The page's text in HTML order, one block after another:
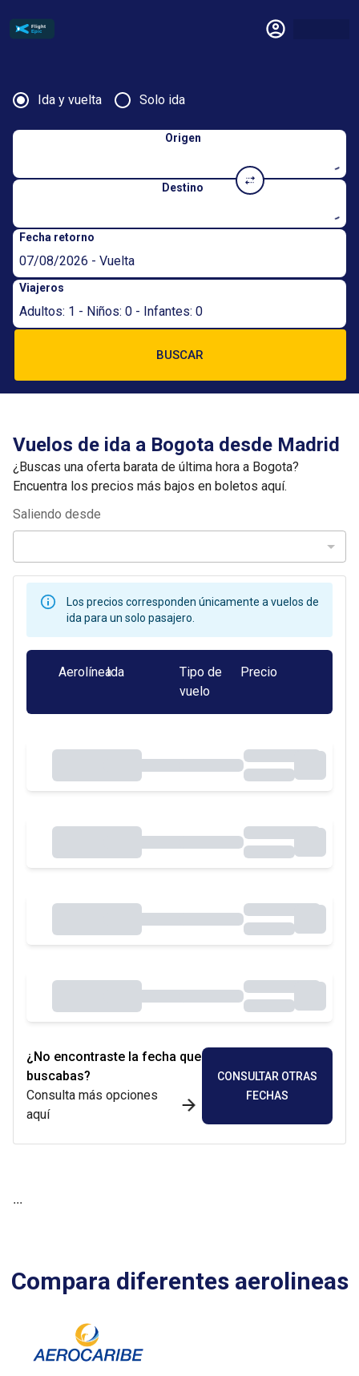
Ida y vuelta Solo ida
Origen
Destino
Fecha retorno
07/08/2026 - Vuelta
Viajeros
Adultos: 1 - Niños: 0 - Infantes: 0
BUSCAR
Vuelos de ida a Bogota desde Madrid
¿Buscas una oferta barata de última hora a Bogota?
Encuentra los precios más bajos en boletos aquí.
Saliendo desde
Los precios corresponden únicamente a vuelos de
ida para un solo pasajero.
AerolíneaIda
Tipo de
vuelo
Precio
¿No encontraste la fecha que
buscabas?
Consulta más opciones
aquí
CONSULTAR OTRAS
FECHAS
...
Compara diferentes aerolineas